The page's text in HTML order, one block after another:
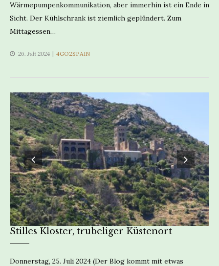
Wärmepumpenkommunikation, aber immerhin ist ein Ende in
Sicht. Der Kühlschrank ist ziemlich geplündert. Zum
Mittagessen…
26. Juli 2024 CATEGORIES
4GO2SPAIN
Stilles Kloster, trubeliger Küstenort
Donnerstag, 25. Juli 2024 (Der Blog kommt mit etwas